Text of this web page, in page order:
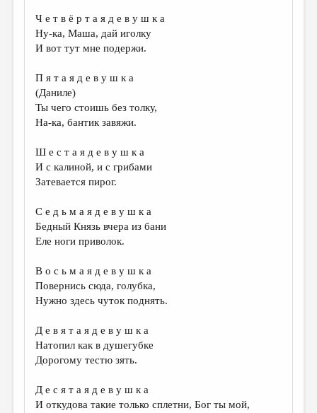
Ч е т в ё р т а я д е в у ш к а
Ну-ка, Маша, дай иголку
И вот тут мне подержи.
П я т а я д е в у ш к а
(Даниле)
Ты чего стоишь без толку,
На-ка, бантик завяжи.
Ш е с т а я д е в у ш к а
И с калиной, и с грибами
Затевается пирог.
С е д ь м а я д е в у ш к а
Бедный Князь вчера из бани
Еле ноги приволок.
В о с ь м а я д е в у ш к а
Повернись сюда, голубка,
Нужно здесь чуток поднять.
Д е в я т а я д е в у ш к а
Натопил как в душегубке
Дорогому тестю зять.
Д е с я т а я д е в у ш к а
И откудова такие только сплетни, Бог ты мой,